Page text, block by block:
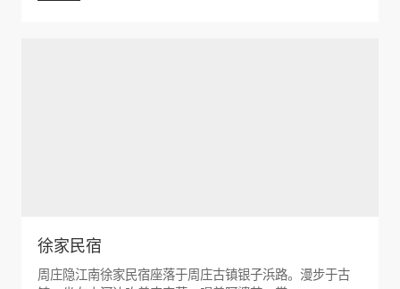
徐家民宿
周庄隐江南徐家民宿座落于周庄古镇银子浜路。漫步于古